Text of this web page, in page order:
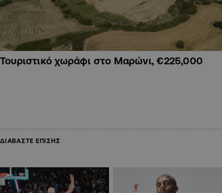
Τουριστικό χωράφι στο Μαρώνι, €225,000
ΔΙΑΒΑΣΤΕ ΕΠΙΣΗΣ